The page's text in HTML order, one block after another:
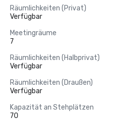
Räumlichkeiten (Privat)
Verfügbar
Meetingräume
7
Räumlichkeiten (Halbprivat)
Verfügbar
Räumlichkeiten (Draußen)
Verfügbar
Kapazität an Stehplätzen
70